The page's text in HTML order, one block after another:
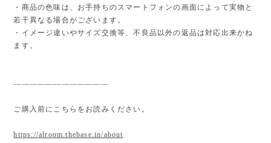
・商品の色味は、お手持ちのスマートフォンの画面によって実物と
若干異なる場合がございます。
・イメージ違いやサイズ交換等、不良品以外の返品は対応出来かね
ます。
————————————
ご購入前にこちらをお読みください。
https://alroom.thebase.in/about